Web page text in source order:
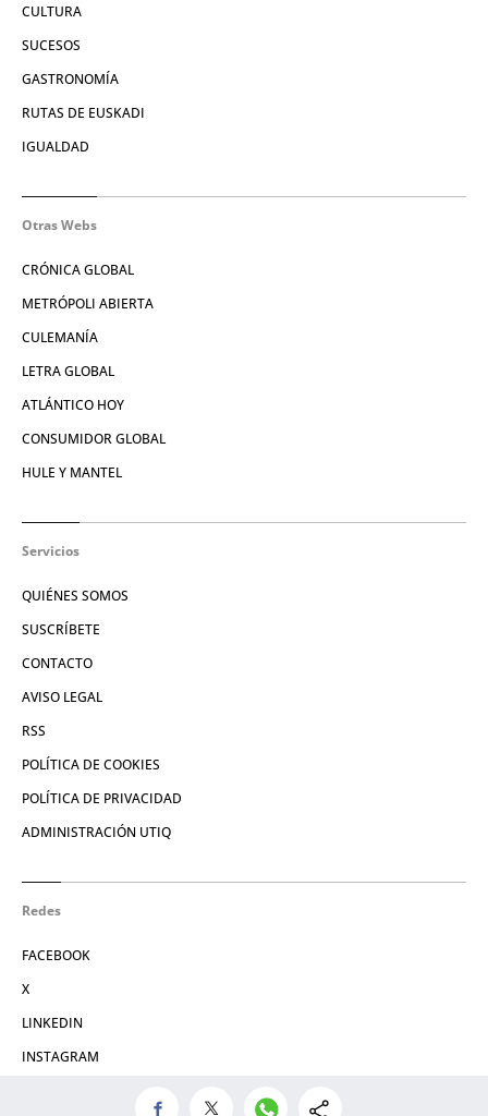
CULTURA
SUCESOS
GASTRONOMÍA
RUTAS DE EUSKADI
IGUALDAD
Otras Webs
CRÓNICA GLOBAL
METRÓPOLI ABIERTA
CULEMANÍA
LETRA GLOBAL
ATLÁNTICO HOY
CONSUMIDOR GLOBAL
HULE Y MANTEL
Servicios
QUIÉNES SOMOS
SUSCRÍBETE
CONTACTO
AVISO LEGAL
RSS
POLÍTICA DE COOKIES
POLÍTICA DE PRIVACIDAD
ADMINISTRACIÓN UTIQ
Redes
FACEBOOK
X
LINKEDIN
INSTAGRAM